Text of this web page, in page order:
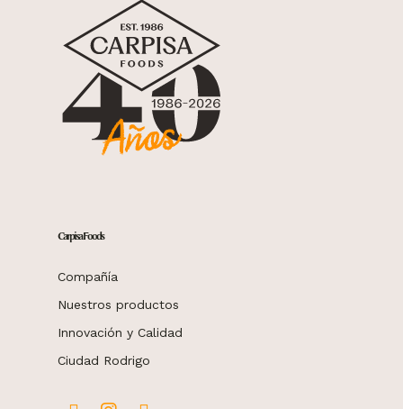
Carpisa Foods
Compañía
Nuestros productos
Innovación y Calidad
Ciudad Rodrigo